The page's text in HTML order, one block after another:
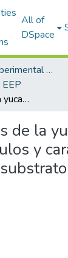
All of
DSpace
3.- Estación Experimental Portoviejo
Biogás de fibras de la yuca con diferentes inóculos y caracterización química de los substratos biodigeridos
de la
y